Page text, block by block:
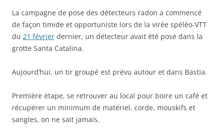
La campagne de pose des détecteurs radon a commencé
de façon timide et opportuniste lors de la virée spéléo-VTT
du 21 février dernier, un détecteur avait été posé dans la
grotte Santa Catalina.
Aujourd’hui, un tir groupé est prévu autour et dans Bastia.
Première étape, se retrouver au local pour boire un café et
récupérer un minimum de matériel, corde, mouskifs et
sangles, on ne sait jamais.